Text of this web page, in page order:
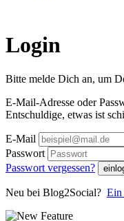
Login
Bitte melde Dich an, um
E-Mail-Adresse oder
Entschuldige, etwas ist
E-Mail
Passwort
Passwort vergessen?
Neu bei Blog2Social? Ein